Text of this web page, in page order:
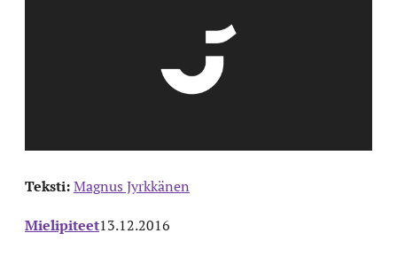
Teksti:Magnus Jyrkkänen
Mielipiteet13.12.2016